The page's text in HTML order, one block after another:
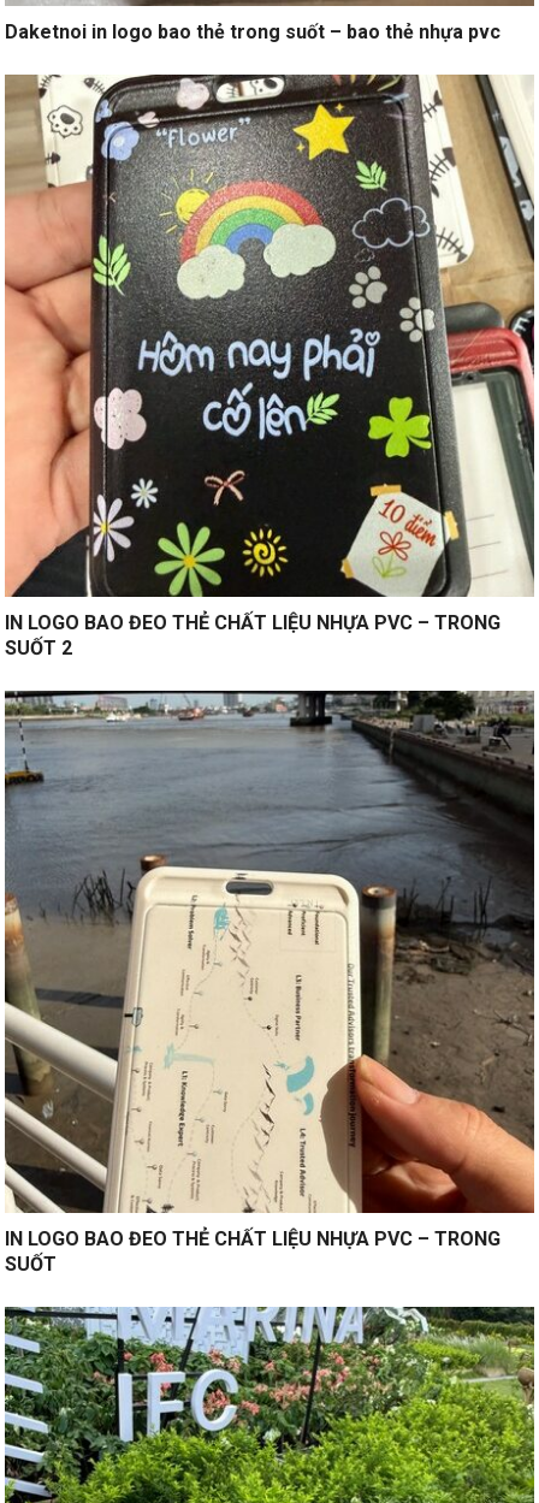
Daketnoi in logo bao thẻ trong suốt – bao thẻ nhựa pvc
IN LOGO BAO ĐEO THẺ CHẤT LIỆU NHỰA PVC – TRONG
SUỐT 2
IN LOGO BAO ĐEO THẺ CHẤT LIỆU NHỰA PVC – TRONG
SUỐT